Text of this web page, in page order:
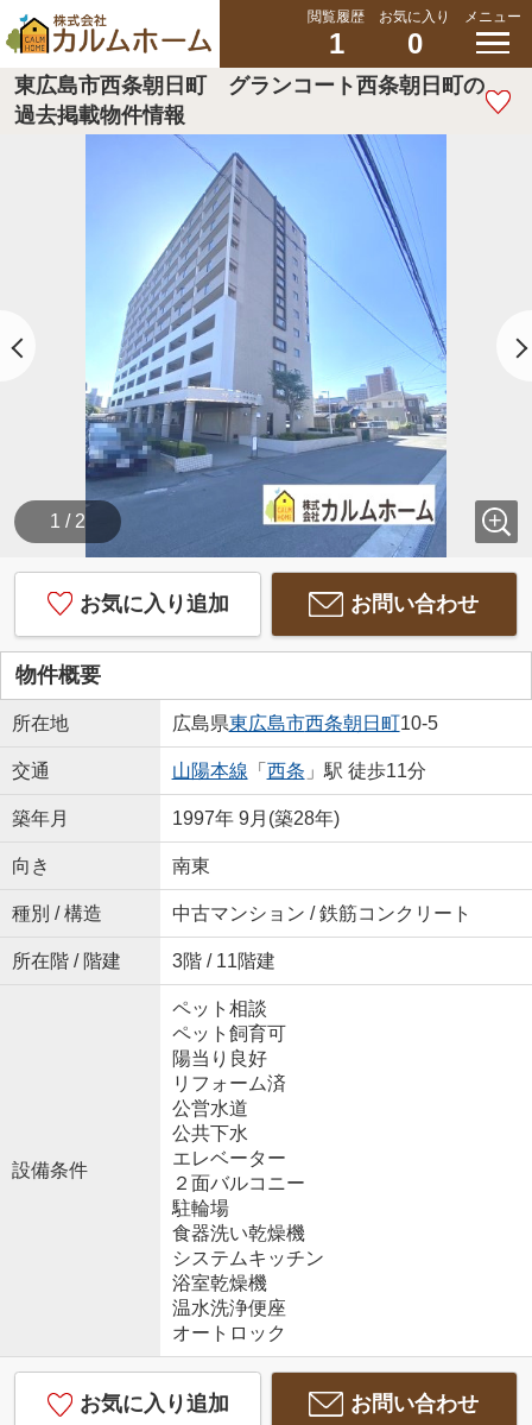
閲覧履歴
1
お気に入り
0
メニュー
東広島市西条朝日町 グランコート西条朝日町の
過去掲載物件情報
1 / 2
お気に入り追加 お問い合わせ
物件概要
所在地 広島県東広島市西条朝日町10-5
交通 山陽本線 「 西条 」駅 徒歩11分
築年月 1997年 9月(築28年)
向き 南東
種別 / 構造 中古マンション / 鉄筋コンクリート
所在階 / 階建 3階 / 11階建
設備条件
ペット相談
ペット飼育可
陽当り良好
リフォーム済
公営水道
公共下水
エレベーター
２面バルコニー
駐輪場
食器洗い乾燥機
システムキッチン
浴室乾燥機
温水洗浄便座
オートロック
お気に入り追加 お問い合わせ